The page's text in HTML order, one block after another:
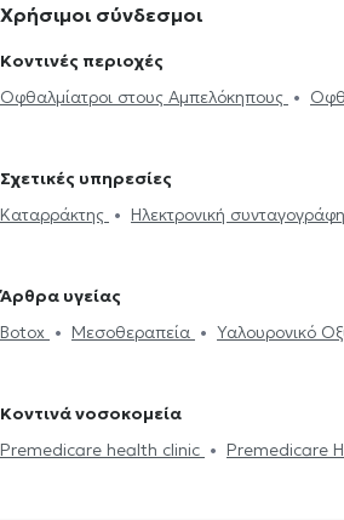
Χρήσιμοι σύνδεσμοι
Κοντινές περιοχές
Οφθαλμίατροι στους Αμπελόκηπους
Οφθαλμίατροι στο Νέο Ψυχικό
Οφθαλμίατροι στο Κολωνάκι
Οφθαλμίατροι στο Κουκάκι
Σχετικές υπηρεσίες
Καταρράκτης
Ηλεκτρονική
Χαλάζιο
Κερατόκωνος
υγείας για εργασία
Botox
Άρθρα υγείας
Botox
Μεσοθεραπεία Υαλουρονικό
Ωχρά κηλίδα
Κοντινά νοσοκομεία
Premedicare health clinic
Premedicare